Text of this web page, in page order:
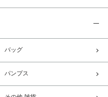
バッグ
パンプス